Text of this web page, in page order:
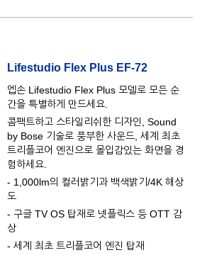
Lifestudio Flex Plus EF-72
엡손 Lifestudio Flex Plus 모델로 모든 순
간을 특별하게 만드세요.
콤팩트하고 스타일리쉬한 디자인, Sound
by Bose 기술로 풍부한 사운드, 세계 최초
트리플코어 엔진으로 몰입감있는 화면을 경
험하세요.
- 1,000lm의 컬러밝기과 백색밝기/4K 해상
도
- 구글 TV OS 탑재로 넷플릭스 등 OTT 감
상
- 세계 최초 트리플코어 엔진 탑재